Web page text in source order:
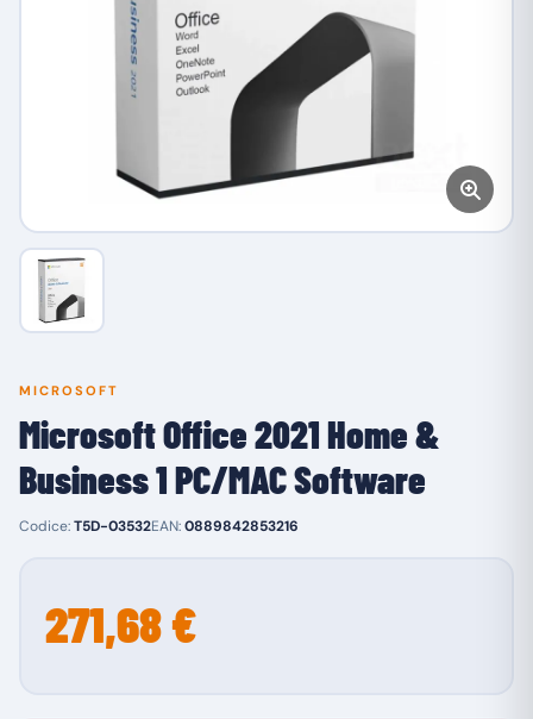
MICROSOFT
Microsoft Office 2021 Home &
Business 1 PC/MAC Software
Codice:T5D-03532EAN:0889842853216
271,68 €